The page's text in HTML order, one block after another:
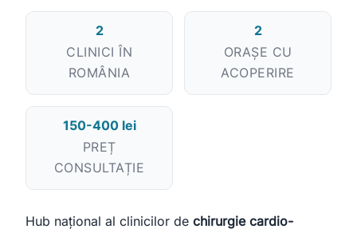
2
CLINICI ÎN
ROMÂNIA
2
ORAȘE CU
ACOPERIRE
150-400 lei
PREȚ
CONSULTAȚIE
Hub național al clinicilor de chirurgie cardio-
Toate Doar clinici
Încercați:
mă doare burta, ce medic îmi recomandați?